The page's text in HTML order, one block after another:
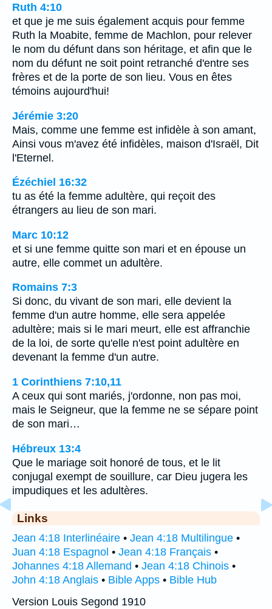
Ruth 4:10
et que je me suis également acquis pour femme
Ruth la Moabite, femme de Machlon, pour relever
le nom du défunt dans son héritage, et afin que le
nom du défunt ne soit point retranché d'entre ses
frères et de la porte de son lieu. Vous en êtes
témoins aujourd'hui!
Jérémie 3:20
Mais, comme une femme est infidèle à son amant,
Ainsi vous m'avez été infidèles, maison d'Israël, Dit
l'Eternel.
Ézéchiel 16:32
tu as été la femme adultère, qui reçoit des
étrangers au lieu de son mari.
Marc 10:12
et si une femme quitte son mari et en épouse un
autre, elle commet un adultère.
Romains 7:3
Si donc, du vivant de son mari, elle devient la
femme d'un autre homme, elle sera appelée
adultère; mais si le mari meurt, elle est affranchie
de la loi, de sorte qu'elle n'est point adultère en
devenant la femme d'un autre.
1 Corinthiens 7:10,11
A ceux qui sont mariés, j'ordonne, non pas moi,
mais le Seigneur, que la femme ne se sépare point
de son mari…
Hébreux 13:4
Que le mariage soit honoré de tous, et le lit
conjugal exempt de souillure, car Dieu jugera les
impudiques et les adultères.
Links
Jean 4:18 Interlinéaire • Jean 4:18 Multilingue •
Juan 4:18 Espagnol • Jean 4:18 Français •
Johannes 4:18 Allemand • Jean 4:18 Chinois •
John 4:18 Anglais • Bible Apps • Bible Hub
Version Louis Segond 1910